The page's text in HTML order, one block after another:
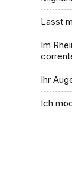
Lasst
Im
Ihr
Ich